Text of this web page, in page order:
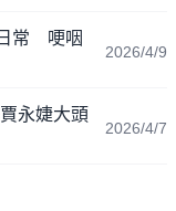
常 哽咽
2026/4/9
永婕大頭
2026/4/7